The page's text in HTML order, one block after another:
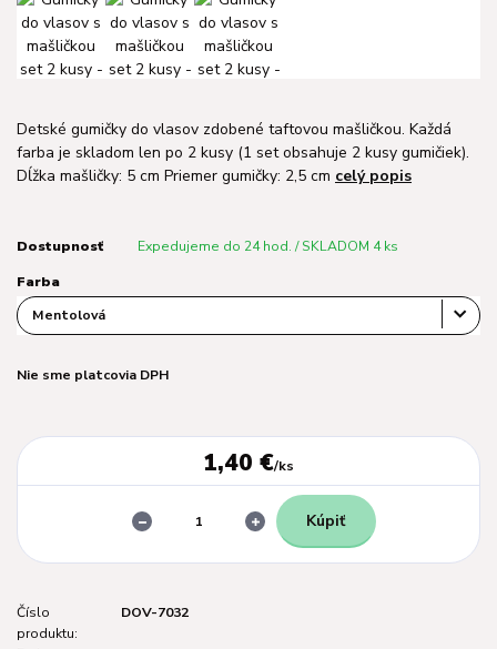
Detské gumičky do vlasov zdobené taftovou mašličkou. Každá
farba je skladom len po 2 kusy (1 set obsahuje 2 kusy gumičiek).
Dĺžka mašličky: 5 cm Priemer gumičky: 2,5 cm celý popis
Dostupnosť Expedujeme do 24 hod. / SKLADOM 4 ks
Farba
Nie sme platcovia DPH
1,40 €/ks
Kúpiť
Číslo
produktu:
DOV-7032